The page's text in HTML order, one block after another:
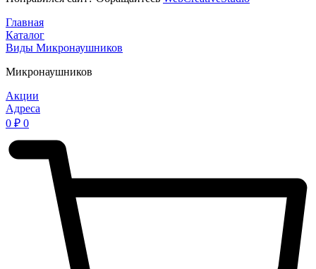
Главная
Каталог
Виды Микронаушников
Микронаушников
Акции
Адреса
0 ₽ 0